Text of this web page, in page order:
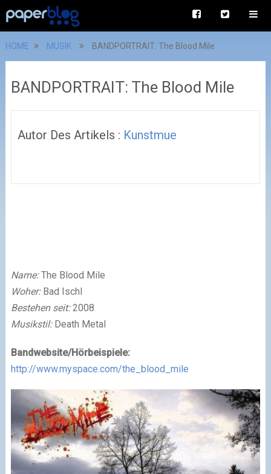
HOME MUSIK BANDPORTRAIT: The Blood Mile
BANDPORTRAIT: The Blood Mile
Autor Des Artikels : Kunstmue
Name:The Blood Mile
Woher:Bad Ischl
Bestehen seit:2008
Musikstil:Death Metal
Bandwebsite/Hörbeispiele:
http://www.myspace.com/the_blood_mile